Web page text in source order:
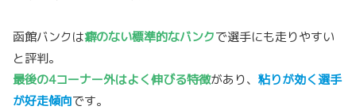
函館バンクは癖のない標準的なバンクで選手にも走りやすい
と評判。
最後の4コーナー外はよく伸びる特徴があり、 粘りが効く選手
が好走傾向です。